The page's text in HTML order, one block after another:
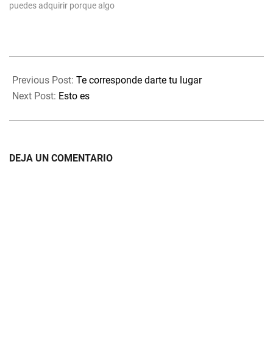
tener lejos,…
puedes adquirir porque algo
mejorar. También de qué has
conviene. Cada…
12-
07
Previous Post: Te corresponde darte tu lugar
Next Post: Esto es
DEJA UN COMENTARIO